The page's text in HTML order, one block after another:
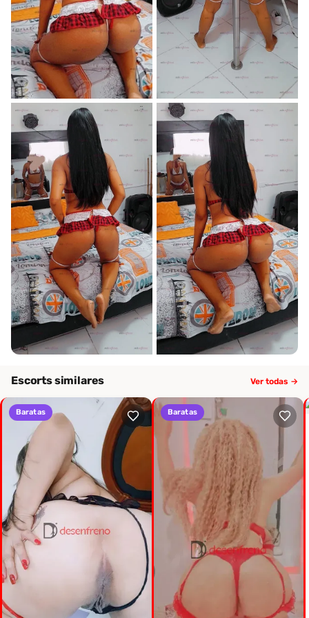
Escorts similares Ver todas →
Baratas Baratas